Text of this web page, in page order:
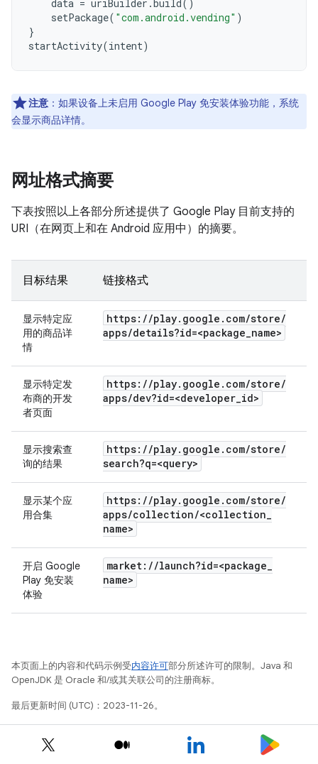
data = uriBuilder . build ()
setPackage( "com.android.vending" )
}
startActivity(intent)
注意 ：如果设备上未启用 Google Play 免安装体验功能，系统
会显示商品详情。
网址格式摘要
下表按照以上各部分所述提供了 Google Play 目前支持的
URI（在网页上和在 Android 应用中）的摘要。
目标结果 链接格式
显示特定应
用的商品详
情
https: //play. google . com/store/
apps/details?id=<package_name>
显示特定发
布商的开发
者页面
https: //play. google . com/store/
apps/dev?id=<developer_id>
显示搜索查
询的结果
https: //play. google . com/store/
search?q=<query>
显示某个应
用合集
https: //play. google . com/store/
apps/collection/<collection_
name>
开启 Google
Play 免安装
体验
market: //launch?id=<package_
name>
本页面上的内容和代码示例受内容许可部分所述许可的限制。Java 和
OpenJDK 是 Oracle 和/或其关联公司的注册商标。
最后更新时间 (UTC)：2023-11-26。